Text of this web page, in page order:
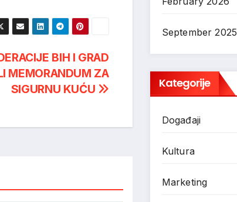
BIH I GRAD
MEMORANDUM ZA
SIGURNU KUĆU
September 2025
Kategorije
Događaji
Kultura
Marketing